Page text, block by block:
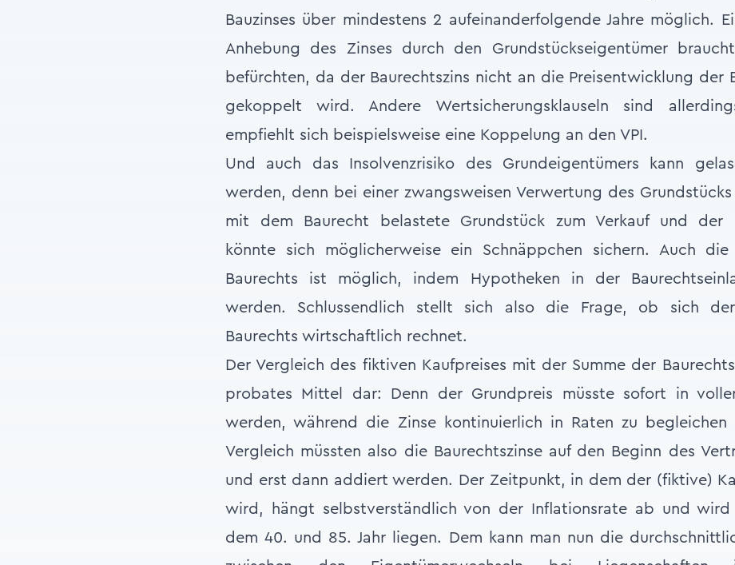
Bauzinses über mindestens 2 aufeinanderfolgende Jahre möglich.
Anhebung des Zinses durch den Grundstückseigentümer
befürchten, da der Baurechtszins nicht an die Preisentwicklung der
gekoppelt wird. Andere Wertsicherungsklauseln sind
empfiehlt sich beispielsweise eine Koppelung an den VPI.
Und auch das Insolvenzrisiko des Grundeigentümers kann
werden, denn bei einer zwangsweisen Verwertung des
mit dem Baurecht belastete Grundstück zum Verkauf und der
könnte sich möglicherweise ein Schnäppchen sichern. Auch
Baurechts ist möglich, indem Hypotheken in der
werden. Schlussendlich stellt sich also die Frage, ob sich
Baurechts wirtschaftlich rechnet.
Der Vergleich des fiktiven Kaufpreises mit der Summe der
probates Mittel dar: Denn der Grundpreis müsste sofort in
werden, während die Zinse kontinuierlich in Raten zu begleichen
Vergleich müssten also die Baurechtszinse auf den Beginn des
und erst dann addiert werden. Der Zeitpunkt, in dem der (fiktive)
wird, hängt selbstverständlich von der Inflationsrate ab und wird
dem 40. und 85. Jahr liegen. Dem kann man nun die